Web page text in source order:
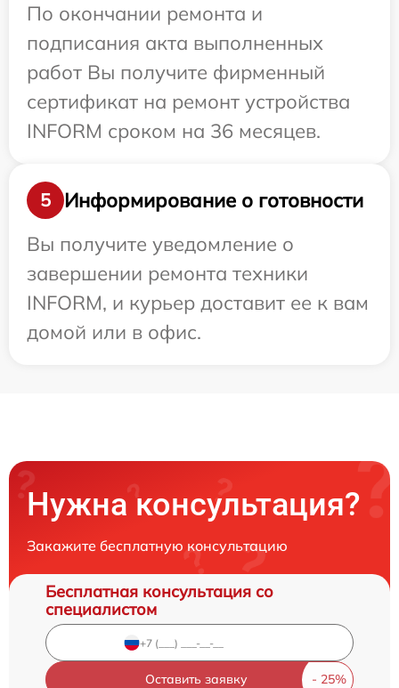
По окончании ремонта и
подписания акта выполненных
работ Вы получите фирменный
сертификат на ремонт устройства
INFORM сроком на 36 месяцев.
5
Информирование о готовности
Вы получите уведомление о
завершении ремонта техники
INFORM, и курьер доставит ее к вам
домой или в офис.
Нужна консультация?
Закажите бесплатную консультацию
Бесплатная консультация со
специалистом
Оставить заявку